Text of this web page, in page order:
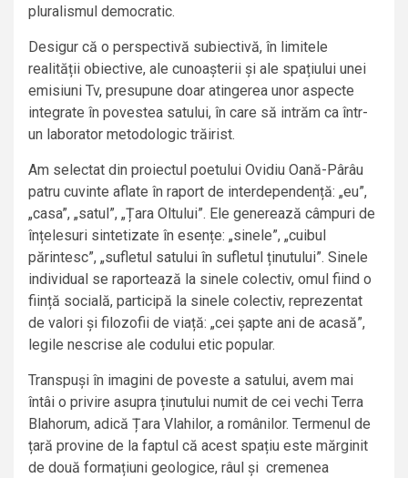
pluralismul democratic.
Desigur că o perspectivă subiectivă, în limitele
realității obiective, ale cunoașterii și ale spațiului unei
emisiuni Tv, presupune doar atingerea unor aspecte
integrate în povestea satului, în care să intrăm ca într-
un laborator metodologic trăirist.
Am selectat din proiectul poetului Ovidiu Oană-Pârâu
patru cuvinte aflate în raport de interdependență: „eu”,
„casa”, „satul”, „Țara Oltului”. Ele generează câmpuri de
înțelesuri sintetizate în esențe: „sinele”, „cuibul
părintesc”, „sufletul satului în sufletul ținutului”. Sinele
individual se raportează la sinele colectiv, omul fiind o
ființă socială, participă la sinele colectiv, reprezentat
de valori și filozofii de viață: „cei șapte ani de acasă”,
legile nescrise ale codului etic popular.
Transpuși în imagini de poveste a satului, avem mai
întâi o privire asupra ținutului numit de cei vechi Terra
Blahorum, adică Țara Vlahilor, a românilor. Termenul de
țară provine de la faptul că acest spațiu este mărginit
de două formațiuni geologice, râul și cremenea